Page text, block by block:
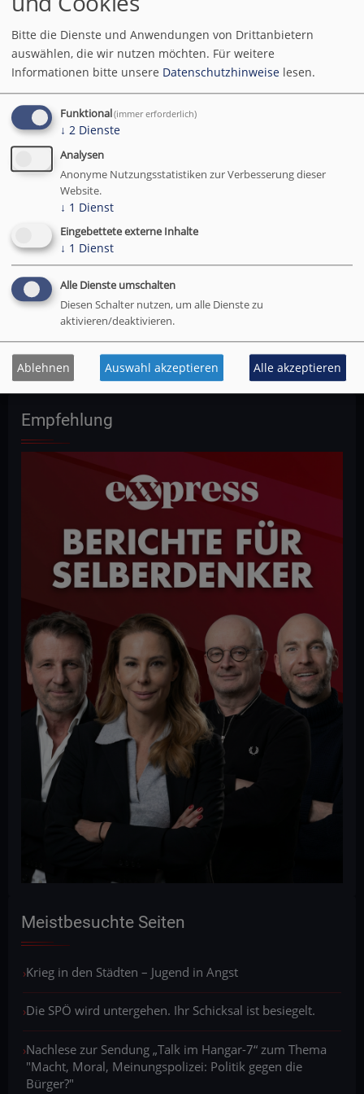
Wiens steht.
Aber schlimmer geht es immer
Der vollständige Beitrag und die
Kommentare sind nur für eingeloggte
Abonnenten verfügbar.
Abonnent werden
Gedanke des Tages
E. M. Cioran (1911 - 1995), rumänisch-
französischer Philosoph
Abonnent werden
Empfehlung
Meistbesuchte Seiten
Krieg in den Städten – Jugend in Angst
Die SPÖ wird untergehen. Ihr Schicksal ist besiegelt.
Nachlese zur Sendung „Talk im Hangar-7“ zum Thema
"Macht, Moral, Meinungspolizei: Politik gegen die
Bürger?"
Bitte die Dienste und Anwendungen von Drittanbietern
auswählen, die wir nutzen möchten. Für weitere
Informationen bitte unsere Datenschutzhinweise lesen.
Funktional(immer erforderlich)
↓ 2 Dienste
Analysen
Anonyme Nutzungsstatistiken zur Verbesserung dieser
Website.
↓ 1 Dienst
Eingebettete externe Inhalte
↓ 1 Dienst
Alle Dienste umschalten
Diesen Schalter nutzen, um alle Dienste zu
aktivieren/deaktivieren.
Ablehnen Auswahl akzeptieren Alle akzeptieren